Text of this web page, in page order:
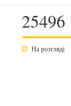
25496
На розгляді